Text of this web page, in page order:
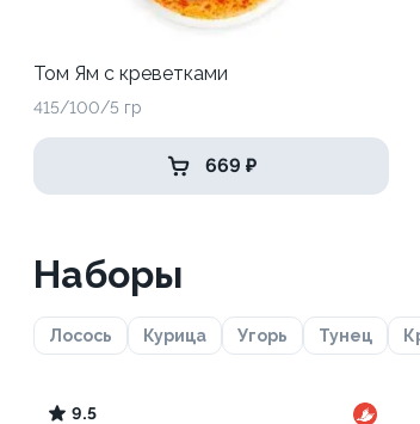
Том Ям с креветками
415/100/5 гр
669 ₽
Наборы
Лосось Курица Угорь Тунец
9.5